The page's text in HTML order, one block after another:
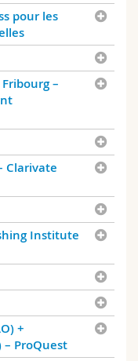
pour les
–
Clarivate
Institute
+
– ProQuest